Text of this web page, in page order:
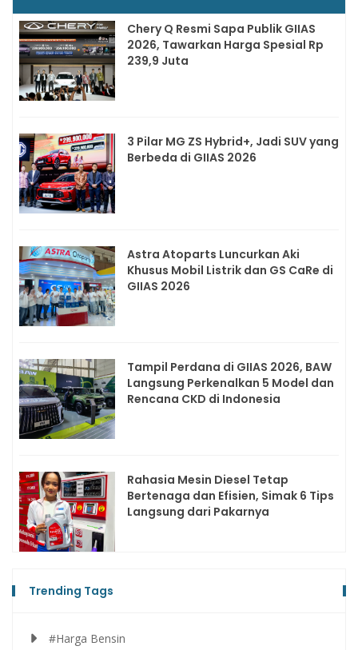
Chery Q Resmi Sapa Publik GIIAS
2026, Tawarkan Harga Spesial Rp
239,9 Juta
3 Pilar MG ZS Hybrid+, Jadi SUV yang
Berbeda di GIIAS 2026
Astra Atoparts Luncurkan Aki
Khusus Mobil Listrik dan GS CaRe di
GIIAS 2026
Tampil Perdana di GIIAS 2026, BAW
Langsung Perkenalkan 5 Model dan
Rencana CKD di Indonesia
Rahasia Mesin Diesel Tetap
Bertenaga dan Efisien, Simak 6 Tips
Langsung dari Pakarnya
Trending Tags
#Harga Bensin